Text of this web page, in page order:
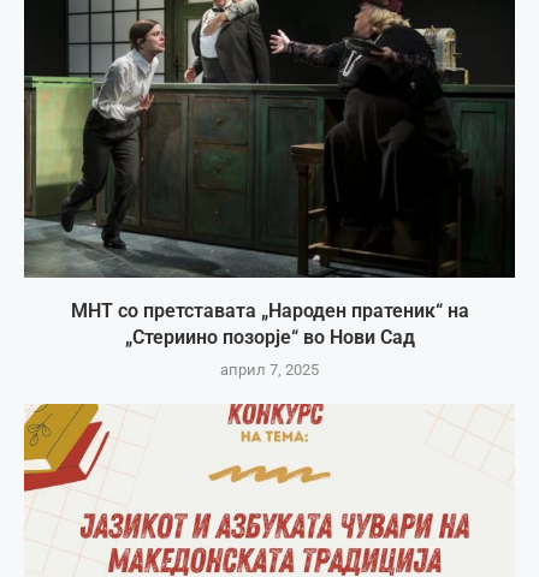
МНТ со претставата „Народен пратеник“ на
„Стериино позорје“ во Нови Сад
април 7, 2025